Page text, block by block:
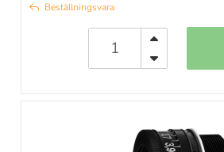
Beställningsvara